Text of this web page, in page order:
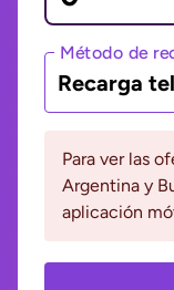
Método de
Recarga
Para ver las
Argentina y
aplicación